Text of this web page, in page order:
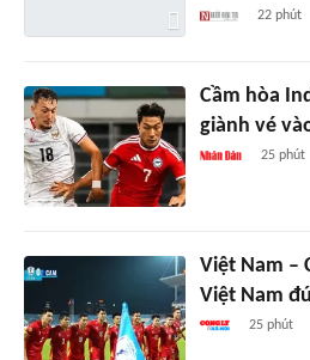
22 phút
Cầm hòa
giành vé
25 phút
Việt Nam –
Việt Nam
25 phút